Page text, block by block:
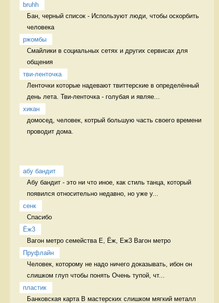
bruhh
Бан, черный список - Используют люди, чтобы оскорбить
человека
ржомбы
Смайлики в социальных сетях и других сервисах для
общения
тви-ленточка
Ленточки которые надевают твиттерские в определённый
день лета. Тви-ленточка - голубая и являе...
хикан
домосед, человек, котрый большую часть своего времени
проводит дома.
абу бандит
Абу бандит - это ни что иное, как стиль танца, который
появился относительно недавно, но уже у...
сенк
Спасибо
Ёж3
Вагон метро семейства Е, Ёж, Еж3 Вагон метро
Пруфлайн
Человек, которому не надо ничего доказывать, ибон он
слишком глуп чтобы понять Очень тупой, чт...
пластик
Банковская карта В мастерских слишком мягкий металл